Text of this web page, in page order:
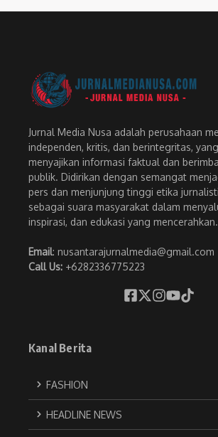
Jurnal Media Nusa adalah perusahaan
independen, kritis, dan berintegritas,
menyajikan informasi faktual dan
publik. Didirikan dengan semangat
pers dan menjunjung tinggi etika
sebagai suara masyarakat dalam
inspirasi, dan edukasi yang mencerahkan.
Email: nusantarajurnalmedia@gmail.com
Call Us: +6282336775223
Kanal Berita
FASHION
HEADLINE NEWS